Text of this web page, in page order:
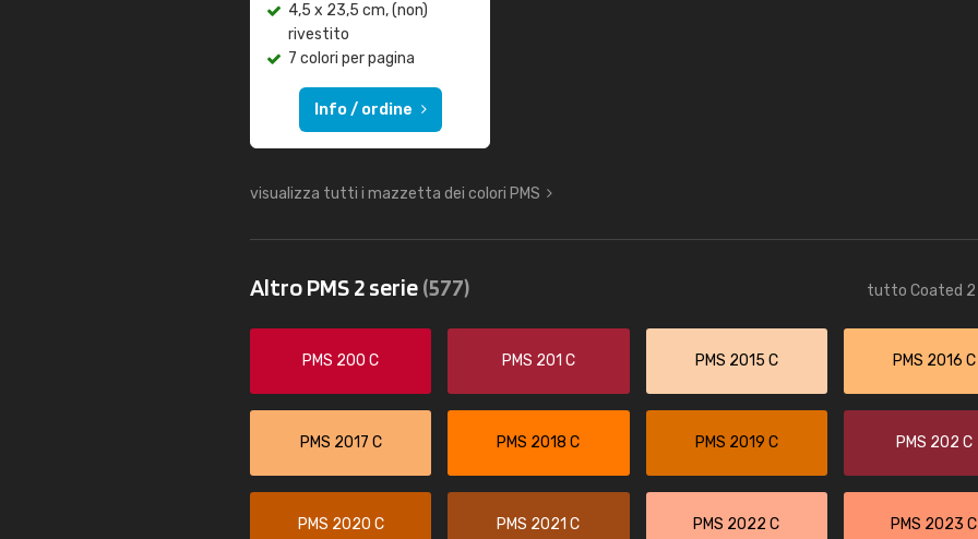
4,5 x 23,5 cm, (non)
rivestito
7 colori per pagina
Info / ordine
visualizza tutti i mazzetta dei colori PMS
Altro PMS 2 serie(577) tutto Coated 2
PMS 200 C PMS 201 C PMS 2015 C PMS 2016 C
PMS 2017 C PMS 2018 C PMS 2019 C PMS 202 C
PMS 2020 C PMS 2021 C PMS 2022 C PMS 2023 C